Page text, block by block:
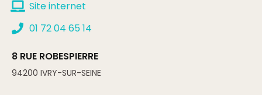
Complément:
Site internet
01 72 04 65 14
8 RUE ROBESPIERRE
94200 IVRY-SUR-SEINE